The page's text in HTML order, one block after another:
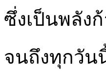
ซึ่งเป็นพลังก้
จนถึงทุกวัน